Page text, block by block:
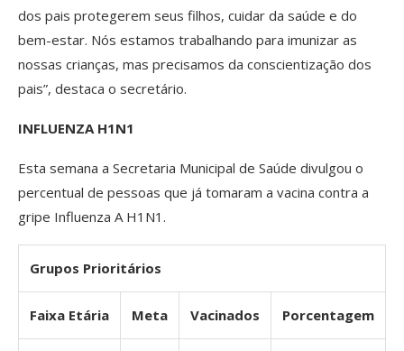
dos pais protegerem seus filhos, cuidar da saúde e do
bem-estar. Nós estamos trabalhando para imunizar as
nossas crianças, mas precisamos da conscientização dos
pais”, destaca o secretário.
INFLUENZA H1N1
Esta semana a Secretaria Municipal de Saúde divulgou o
percentual de pessoas que já tomaram a vacina contra a
gripe Influenza A H1N1.
Grupos Prioritários
Faixa Etária Meta Vacinados Porcentagem